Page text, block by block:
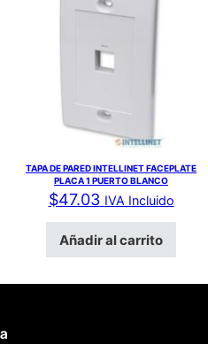
TAPA DE PARED INTELLINET FACEPLATE
PLACA 1 PUERTO BLANCO
$47.03 IVA Incluido
Añadir al carrito